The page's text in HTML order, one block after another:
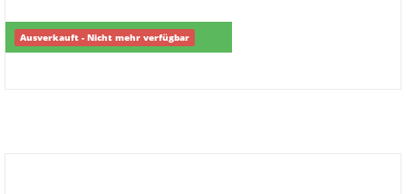
Ausverkauft - Nicht mehr verfügbar